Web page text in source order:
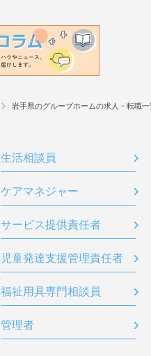
岩手県のグループホームの求人・転職一
生活相談員
ケアマネジャー
サービス提供責任者
児童発達支援管理責任者
福祉用具専門相談員
管理者